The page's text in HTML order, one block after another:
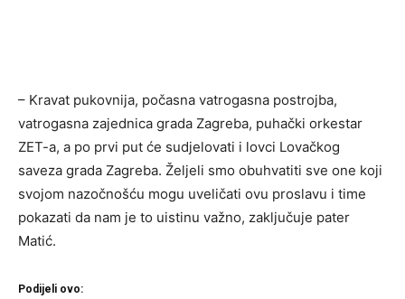
– Kravat pukovnija, počasna vatrogasna postrojba,
vatrogasna zajednica grada Zagreba, puhački orkestar
ZET-a, a po prvi put će sudjelovati i lovci Lovačkog
saveza grada Zagreba. Željeli smo obuhvatiti sve one koji
svojom nazočnošću mogu uveličati ovu proslavu i time
pokazati da nam je to uistinu važno, zaključuje pater
Matić.
Podijeli ovo: